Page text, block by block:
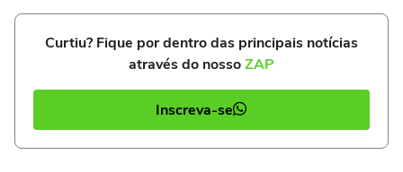
Curtiu? Fique por dentro das principais notícias
através do nossoZAP
Inscreva-se